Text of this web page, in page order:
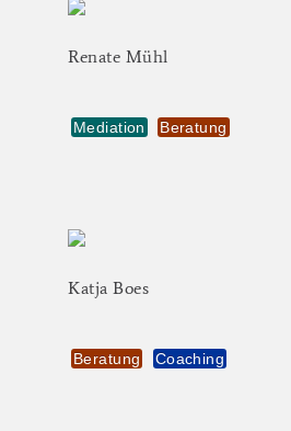
Renate Mühl
Mediation Beratung
Katja Boes
Beratung Coaching